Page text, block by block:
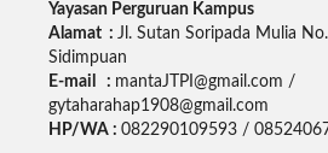
Yayasan Perguruan Kampus
Alamat : Jl. Sutan Soripada Mulia
Sidimpuan
E-mail : mantaJTPI@gmail.com /
gytaharahap1908@gmail.com
HP/WA : 082290109593 /